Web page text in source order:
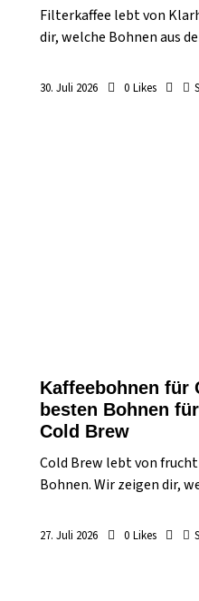
Filterkaffee lebt von
dir, welche Bohnen aus
30. Juli 2026 0 Likes
Kaffeebohnen für
besten Bohnen
Cold Brew
Cold Brew lebt von
Bohnen. Wir zeigen dir,
27. Juli 2026 0 Likes